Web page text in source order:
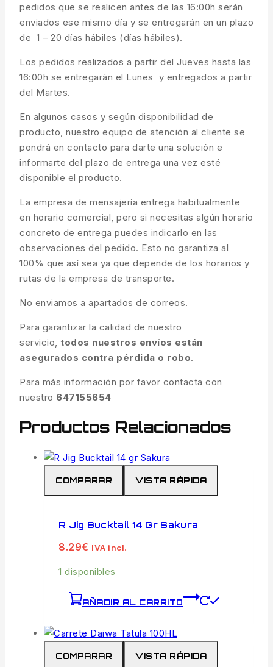
pedidos que se realicen antes de las 16:00h serán
enviados ese mismo día y se entregarán en un plazo
de 1 – 20 días hábiles (días hábiles).
Los pedidos realizados a partir del Jueves hasta las
16:00h se entregarán el Lunes y entregados a partir
del Martes.
En algunos casos y según disponibilidad de
producto, nuestro equipo de atención al cliente se
pondrá en contacto para darte una solución e
informarte del plazo de entrega una vez esté
disponible el producto.
La empresa de mensajería entrega habitualmente
en horario comercial, pero si necesitas algún horario
concreto de entrega puedes indicarlo en las
observaciones del pedido. Esto no garantiza al
100% que así sea ya que depende de los horarios y
rutas de la empresa de transporte.
No enviamos a apartados de correos.
Para garantizar la calidad de nuestro
servicio, todos nuestros envíos están
asegurados contra pérdida o robo.
Para más información por favor contacta con
nuestro 647155654
Productos Relacionados
COMPARAR VISTA RÁPIDA
R Jig Bucktail 14 Gr Sakura
8.29€ IVA incl.
1 disponibles
AÑADIR AL CARRITO
COMPARAR VISTA RÁPIDA